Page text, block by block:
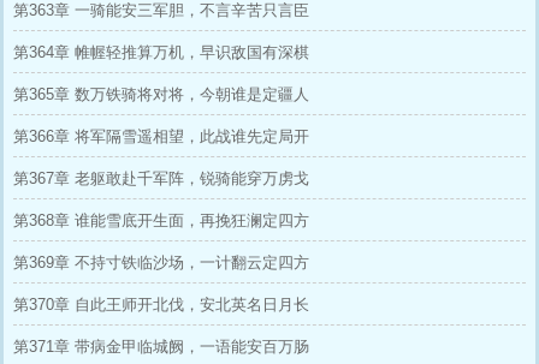
第363章 一骑能安三军胆，不言辛苦只言臣
第364章 帷幄轻推算万机，早识敌国有深棋
第365章 数万铁骑将对将，今朝谁是定疆人
第366章 将军隔雪遥相望，此战谁先定局开
第367章 老躯敢赴千军阵，锐骑能穿万虏戈
第368章 谁能雪底开生面，再挽狂澜定四方
第369章 不持寸铁临沙场，一计翻云定四方
第370章 自此王师开北伐，安北英名日月长
第371章 带病金甲临城阙，一语能安百万肠